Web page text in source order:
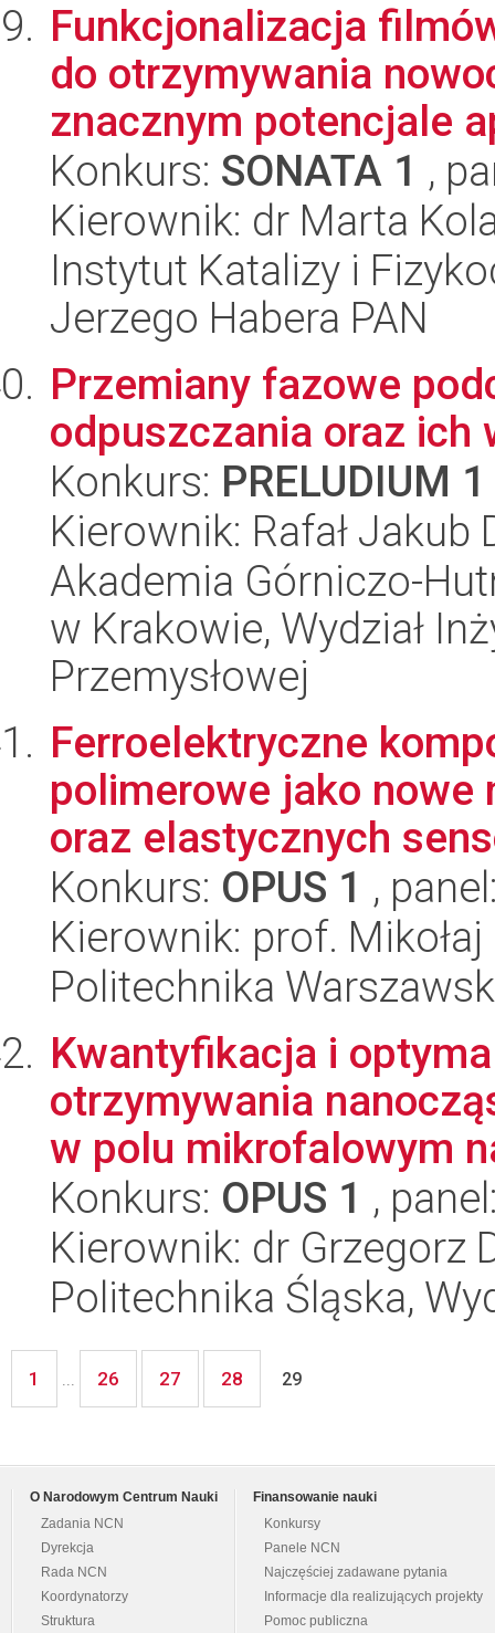
Funkcjonalizacja
do otrzymywania
znacznym potencjale
Konkurs: SONATA 1 ,
Kierownik: dr Marta
Instytut Katalizy i
Jerzego Habera PAN
Przemiany fazowe
odpuszczania oraz ich
Konkurs: PRELUDIUM 1
Kierownik: Rafał Jakub
Akademia Górniczo-
w Krakowie, Wydział
Przemysłowej
Ferroelektryczne
polimerowe jako nowe
oraz elastycznych
Konkurs: OPUS 1 ,
Kierownik: prof.
Politechnika
Kwantyfikacja i
otrzymywania
w polu mikrofalowym
Konkurs: OPUS 1 ,
Kierownik: dr Grzegorz
Politechnika Śląska,
1 ... 26 27 28 29
O Narodowym Centrum Nauki
Zadania NCN
Dyrekcja
Rada NCN
Koordynatorzy
Struktura
Finansowanie nauki
Konkursy
Panele NCN
Najczęściej zadawane pytania
Informacje dla realizujących projekty
Pomoc publiczna